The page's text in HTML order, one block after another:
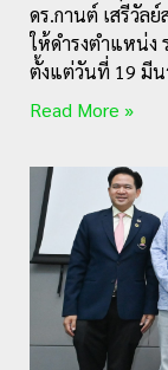
ดร.กานต์ เสรีวัล
ให้ดำรงตำแหน่ง
ตั้งแต่วันที่ 19 มีน
Read More »